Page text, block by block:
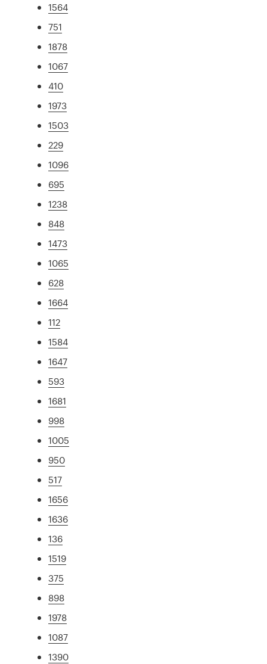
1564
751
1878
1067
410
1973
1503
229
1096
695
1238
848
1473
1065
628
1664
112
1584
1647
593
1681
998
1005
950
517
1656
1636
136
1519
375
898
1978
1087
1390